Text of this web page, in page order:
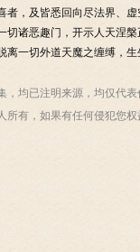
者，及皆悉回向尽法界、
切诸恶趣门，开示人天涅
离一切外道天魔之缠缚，
，均已注明来源，均仅代
所有，如果有任何侵犯您